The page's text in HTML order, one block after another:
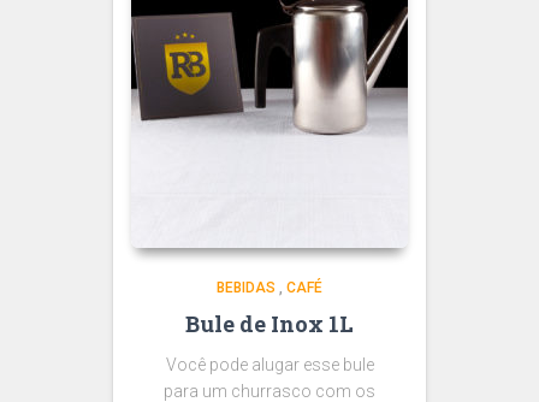
BEBIDAS CAFÉ
Bule de Inox 1L
Você pode alugar esse bule
para um churrasco com os